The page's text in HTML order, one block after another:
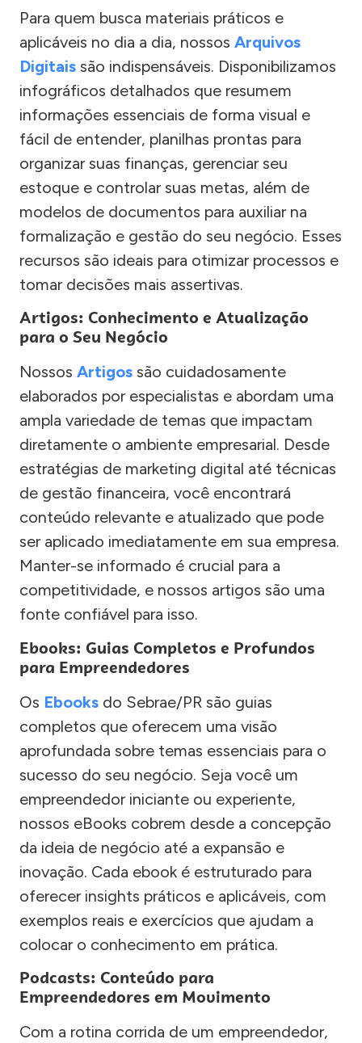
Para quem busca materiais práticos e
aplicáveis no dia a dia, nossos Arquivos
Digitais são indispensáveis. Disponibilizamos
infográficos detalhados que resumem
informações essenciais de forma visual e
fácil de entender, planilhas prontas para
organizar suas finanças, gerenciar seu
estoque e controlar suas metas, além de
modelos de documentos para auxiliar na
formalização e gestão do seu negócio. Esses
recursos são ideais para otimizar processos e
tomar decisões mais assertivas.
Artigos: Conhecimento e Atualização
para o Seu Negócio
Nossos Artigos são cuidadosamente
elaborados por especialistas e abordam uma
ampla variedade de temas que impactam
diretamente o ambiente empresarial. Desde
estratégias de marketing digital até técnicas
de gestão financeira, você encontrará
conteúdo relevante e atualizado que pode
ser aplicado imediatamente em sua empresa.
Manter-se informado é crucial para a
competitividade, e nossos artigos são uma
fonte confiável para isso.
Ebooks: Guias Completos e Profundos
para Empreendedores
Os Ebooks do Sebrae/PR são guias
completos que oferecem uma visão
aprofundada sobre temas essenciais para o
sucesso do seu negócio. Seja você um
empreendedor iniciante ou experiente,
nossos eBooks cobrem desde a concepção
da ideia de negócio até a expansão e
inovação. Cada ebook é estruturado para
oferecer insights práticos e aplicáveis, com
exemplos reais e exercícios que ajudam a
colocar o conhecimento em prática.
Podcasts: Conteúdo para
Empreendedores em Movimento
Com a rotina corrida de um empreendedor,